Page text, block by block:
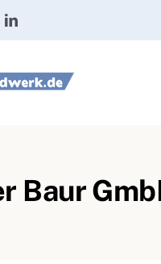
Baur